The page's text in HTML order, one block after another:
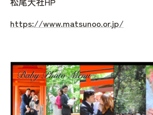
https://www.matsunoo.or.jp/